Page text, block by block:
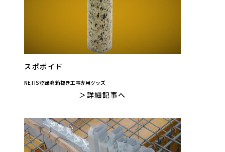
スポボイド
NETIS登録済 箱抜き工事専用グッズ
詳細記事へ